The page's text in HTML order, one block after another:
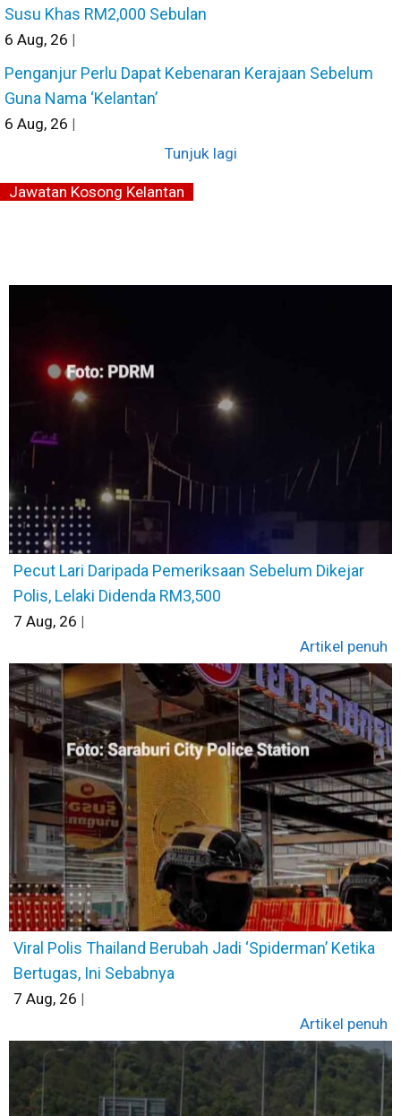
Susu Khas RM2,000 Sebulan
6 Aug, 26 |
Penganjur Perlu Dapat Kebenaran Kerajaan Sebelum
Guna Nama ‘Kelantan’
6 Aug, 26 |
Tunjuk lagi
Jawatan Kosong Kelantan
Pecut Lari Daripada Pemeriksaan Sebelum Dikejar
Polis, Lelaki Didenda RM3,500
7 Aug, 26 |
Artikel penuh
Viral Polis Thailand Berubah Jadi ‘Spiderman’ Ketika
Bertugas, Ini Sebabnya
7 Aug, 26 |
Artikel penuh